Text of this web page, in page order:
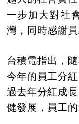
一步加大對社
灣，同時感謝員
台積電指出，
今年的員工分
過去年分紅成
健發展，員工